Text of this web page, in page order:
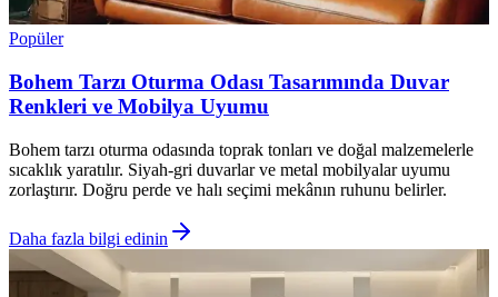
Popüler
Bohem Tarzı Oturma Odası Tasarımında Duvar
Renkleri ve Mobilya Uyumu
Bohem tarzı oturma odasında toprak tonları ve doğal malzemelerle
sıcaklık yaratılır. Siyah-gri duvarlar ve metal mobilyalar uyumu
zorlaştırır. Doğru perde ve halı seçimi mekânın ruhunu belirler.
Daha fazla bilgi edinin